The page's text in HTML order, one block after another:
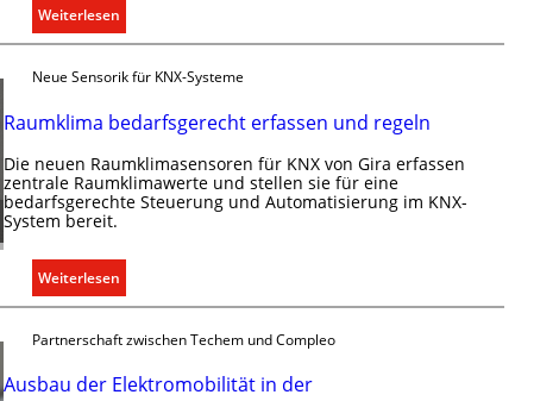
Weiterlesen:
E
n
i
p
f
r
a
l
l
U
Neue Sensorik für KNX-Systeme
Raumklima bedarfsgerecht erfassen und regeln
Die neuen Raumklimasensoren für KNX von Gira erfassen
zentrale Raumklimawerte und stellen sie für eine
bedarfsgerechte Steuerung und Automatisierung im KNX-
System bereit.
Weiterlesen:
R
u
m
Partnerschaft zwischen Techem und Compleo
Ausbau der Elektromobilität in der